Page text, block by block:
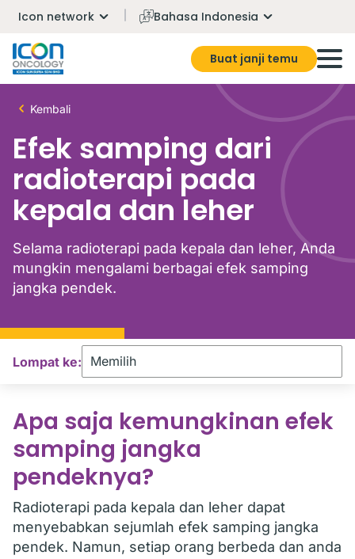
Icon network Bahasa Indonesia
Buat janji temu
Kembali
Efek samping dari
radioterapi pada
kepala dan leher
Selama radioterapi pada kepala dan leher, Anda
mungkin mengalami berbagai efek samping
jangka pendek.
Lompat ke:
Apa saja kemungkinan efek
samping jangka
pendeknya?
Radioterapi pada kepala dan leher dapat
menyebabkan sejumlah efek samping jangka
pendek. Namun, setiap orang berbeda dan anda